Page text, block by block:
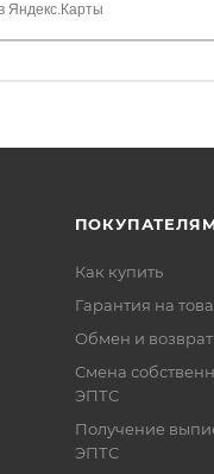
спасибо Дмитрию,
Яндекс.Карты
Как купить
Гарантия на
Обмен и возврат
Смена
ЭПТС
Получение
ЭПТС